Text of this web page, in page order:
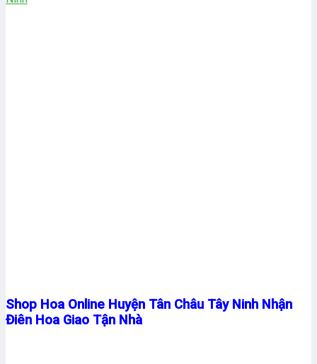
Shop Hoa Online Huyện Tân Châu Tây Ninh Nhận
Điên Hoa Giao Tận Nhà